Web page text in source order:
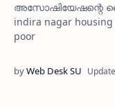
അസോഷിയേഷന്റെ
indira nagar
poor